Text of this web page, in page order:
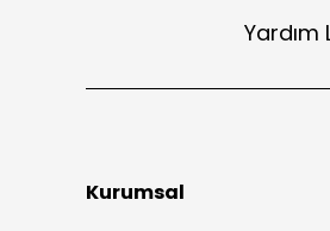
Yardım
Kurumsal